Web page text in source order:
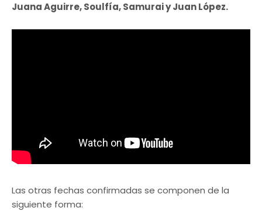
Juana Aguirre, Soulfía, Samurai y Juan López.
Las otras fechas confirmadas se componen de la
siguiente forma: